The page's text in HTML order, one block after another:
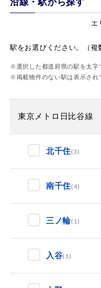
沿線・駅から探す
エ
駅をお選びください。（複
※選択した都道府県の駅を太字
※掲載物件のない駅は表示され
東京メトロ日比谷線
北千住(3)
南千住(4)
三ノ輪(1)
入谷(1)